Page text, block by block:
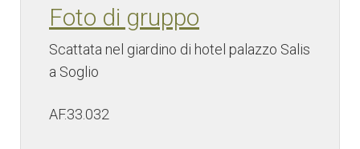
Foto di gruppo
Scattata nel giardino di hotel palazzo Salis
a Soglio
AF.33.032